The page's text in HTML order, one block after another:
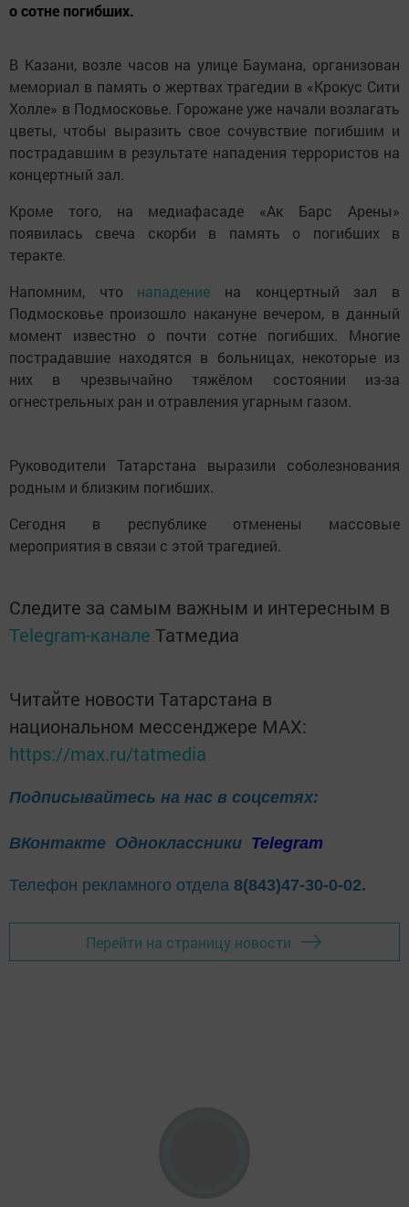
о сотне погибших.
В Казани, возле часов на улице Баумана, организован
мемориал в память о жертвах трагедии в «Крокус Сити
Холле» в Подмосковье. Горожане уже начали возлагать
цветы, чтобы выразить свое сочувствие погибшим и
пострадавшим в результате нападения террористов на
концертный зал.
Кроме того, на медиафасаде «Ак Барс Арены»
появилась свеча скорби в память о погибших в
теракте.
Напомним, что нападение на концертный зал в
Подмосковье произошло накануне вечером, в данный
момент известно о почти сотне погибших. Многие
пострадавшие находятся в больницах, некоторые из
них в чрезвычайно тяжёлом состоянии из-за
огнестрельных ран и отравления угарным газом.
Руководители Татарстана выразили соболезнования
родным и близким погибших.
Сегодня в республике отменены массовые
мероприятия в связи с этой трагедией.
Следите за самым важным и интересным в
Telegram-канале Татмедиа
Читайте новости Татарстана в
национальном мессенджере MАХ:
https://max.ru/tatmedia
Подписывайтесь на нас в соцсетях:
ВКонтакте Одноклассники Telegram
Телефон рекламного отдела 8(843)47-30-0-02.
Перейти на страницу новости